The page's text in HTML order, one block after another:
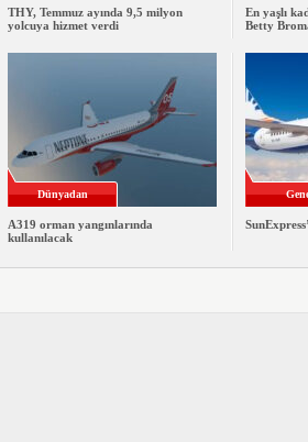
THY, Temmuz ayında 9,5 milyon
yolcuya hizmet verdi
En yaşlı
Betty
Dünyadan
A319 orman yangınlarında
kullanılacak